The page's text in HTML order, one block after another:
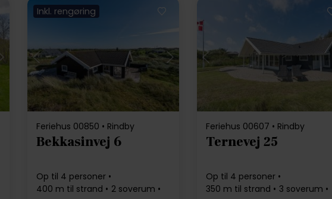
Inkl. rengøring
Indlæser...
Feriehus 00850 • Rindby
Bekkasinvej 6
Op til 4 personer
400 m til strand
2 soverum
Indlæser...
Feriehus 00607 • Rindby
Ternevej 25
Op til 4 personer
350 m til strand
3 soverum